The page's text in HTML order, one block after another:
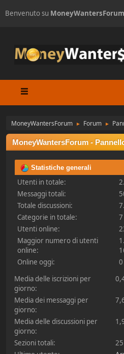
Benvenuto su MoneyWantersForum
MoneyWantersForum ► Forum ►
MoneyWantersForum -
Statistiche generali
Utenti in totale:
Messaggi totali:
Totale discussioni:
Categorie in totale:
7
Utenti online:
Maggior numero di utenti
online:
Online oggi:
0
Media delle iscrizioni per
giorno:
Media dei messaggi per
giorno:
Media delle discussioni per
giorno:
Sezioni totali:
25